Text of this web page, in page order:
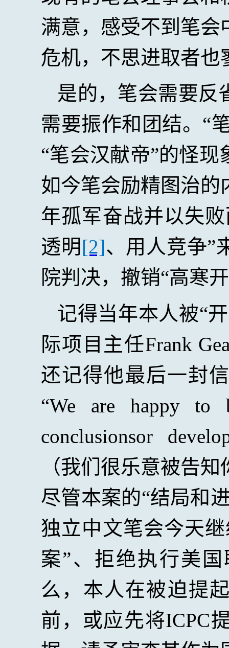
满意，感受不到笔
危机，不思进取者也
是的，笔会需要反
需要振作和团结。“
“笔会汉献帝”的怪
如今笔会励精图治
年孤军奋战并以失
透明[2]、用人竞争”
院判决，撤销“高寒
记得当年本人被“
际项目主任Frank
还记得他最后一封
“We are happy to
conclusionsor
（我们很乐意被告
尽管本案的“结局和
独立中文笔会今天
案”、拒绝执行美
么，本人在被迫提
前，或应先将ICPC